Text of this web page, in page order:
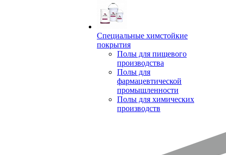
Специальные химстойкие
покрытия
Полы для пищевого
производства
Полы для
фармацевтической
промышленности
Полы для химических
производств